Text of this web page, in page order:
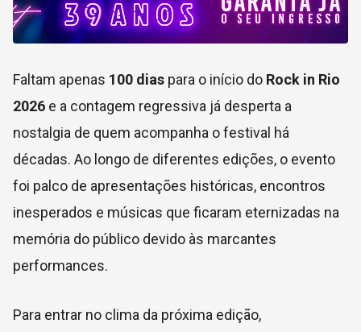
Faltam apenas 100 dias para o início do Rock in Rio
2026 e a contagem regressiva já desperta a
nostalgia de quem acompanha o festival há
décadas. Ao longo de diferentes edições, o evento
foi palco de apresentações históricas, encontros
inesperados e músicas que ficaram eternizadas na
memória do público devido às marcantes
performances.
Para entrar no clima da próxima edição,